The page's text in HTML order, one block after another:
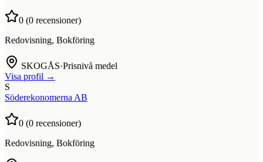
0 (0 recensioner)
Redovisning, Bokföring
SKOGÅS·Prisnivå medel
Visa profil →
S
Söderekonomerna AB
0 (0 recensioner)
Redovisning, Bokföring